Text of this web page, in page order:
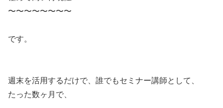
〜〜〜〜〜〜〜〜
です。
週末を活用するだけで、誰でもセミナー講師として、
たった数ヶ月で、